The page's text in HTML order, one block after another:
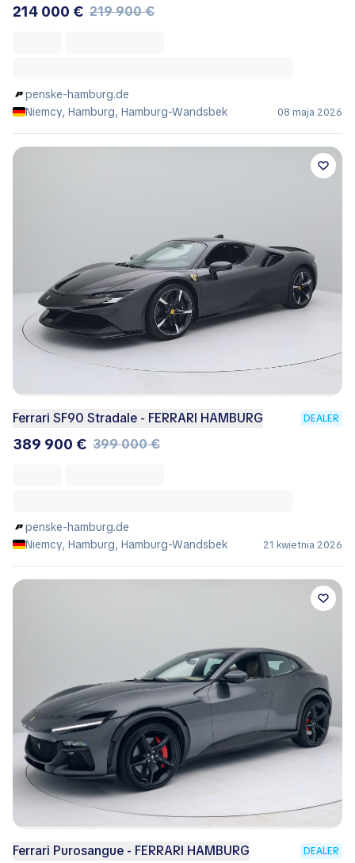
214 000 € 219 900 €
penske-hamburg.de
Niemcy, Hamburg, Hamburg-Wandsbek
08 maja 2026
Ferrari SF90 Stradale - FERRARI HAMBURG DEALER
389 900 € 399 000 €
penske-hamburg.de
Niemcy, Hamburg, Hamburg-Wandsbek
21 kwietnia 2026
Ferrari Purosangue - FERRARI HAMBURG DEALER